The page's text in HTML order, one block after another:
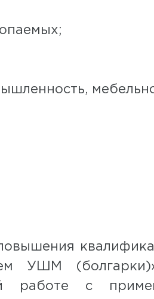
УШМ (болгарки)»
работе с